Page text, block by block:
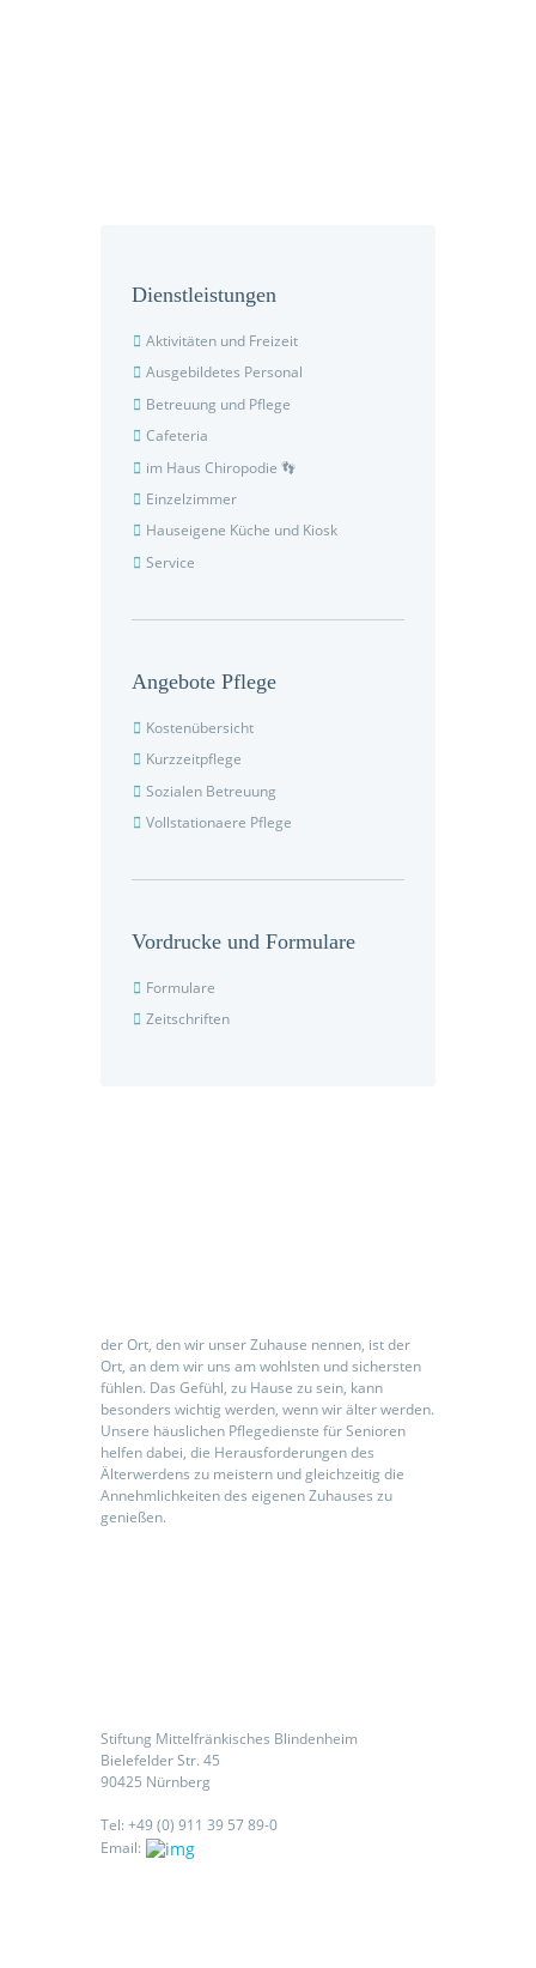
Dienstleistungen
Aktivitäten und Freizeit
Ausgebildetes Personal
Betreuung und Pflege
Cafeteria
im Haus Chiropodie 👣
Einzelzimmer
Hauseigene Küche und Kiosk
Service
Angebote Pflege
Kostenübersicht
Kurzzeitpflege
Sozialen Betreuung
Vollstationaere Pflege
Vordrucke und Formulare
Formulare
Zeitschriften
der Ort, den wir unser Zuhause nennen, ist der
Ort, an dem wir uns am wohlsten und sichersten
fühlen. Das Gefühl, zu Hause zu sein, kann
besonders wichtig werden, wenn wir älter werden.
Unsere häuslichen Pflegedienste für Senioren
helfen dabei, die Herausforderungen des
Älterwerdens zu meistern und gleichzeitig die
Annehmlichkeiten des eigenen Zuhauses zu
genießen.
Stiftung Mittelfränkisches Blindenheim
Bielefelder Str. 45
90425 Nürnberg
Tel: +49 (0) 911 39 57 89-0
Email: